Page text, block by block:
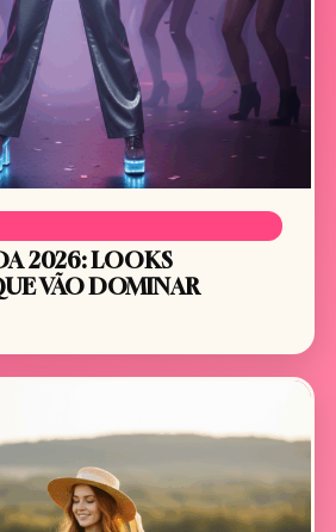
2026: LOOKS
VÃO DOMINAR